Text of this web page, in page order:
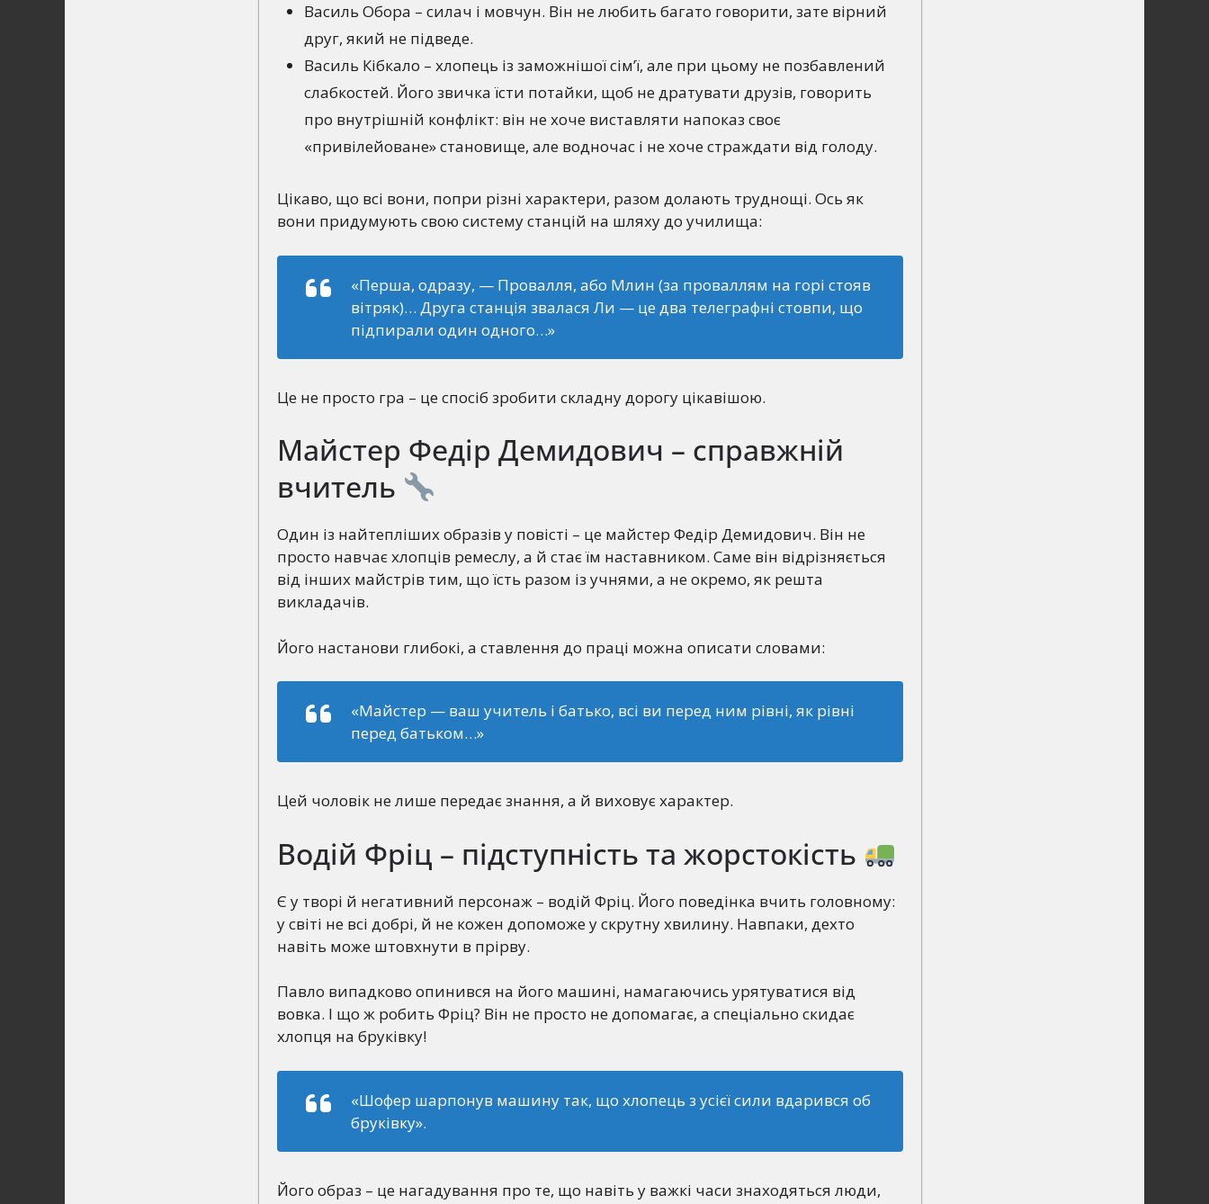
Василь Обора – силач і мовчун. Він не любить багато говорити, зате вірний
друг, який не підведе.
Василь Кібкало – хлопець із заможнішої сім’ї, але при цьому не позбавлений
слабкостей. Його звичка їсти потайки, щоб не дратувати друзів, говорить
про внутрішній конфлікт: він не хоче виставляти напоказ своє
«привілейоване» становище, але водночас і не хоче страждати від голоду.
Цікаво, що всі вони, попри різні характери, разом долають труднощі. Ось як
вони придумують свою систему станцій на шляху до училища:
«Перша, одразу, — Провалля, або Млин (за проваллям на горі стояв
вітряк)… Друга станція звалася Ли — це два телеграфні стовпи, що
підпирали один одного…»
Це не просто гра – це спосіб зробити складну дорогу цікавішою.
Майстер Федір Демидович – справжній
вчитель
Один із найтепліших образів у повісті – це майстер Федір Демидович. Він не
просто навчає хлопців ремеслу, а й стає їм наставником. Саме він відрізняється
від інших майстрів тим, що їсть разом із учнями, а не окремо, як решта
викладачів.
Його настанови глибокі, а ставлення до праці можна описати словами:
«Майстер — ваш учитель і батько, всі ви перед ним рівні, як рівні
перед батьком…»
Цей чоловік не лише передає знання, а й виховує характер.
Водій Фріц – підступність та жорстокість
Є у творі й негативний персонаж – водій Фріц. Його поведінка вчить головному:
у світі не всі добрі, й не кожен допоможе у скрутну хвилину. Навпаки, дехто
навіть може штовхнути в прірву.
Павло випадково опинився на його машині, намагаючись урятуватися від
вовка. І що ж робить Фріц? Він не просто не допомагає, а спеціально скидає
хлопця на бруківку!
«Шофер шарпонув машину так, що хлопець з усієї сили вдарився об
бруківку».
Його образ – це нагадування про те, що навіть у важкі часи знаходяться люди,